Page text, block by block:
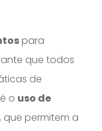
para
que todos
de
o uso de
permitem a